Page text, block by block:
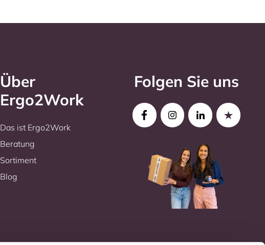
Über
Ergo2Work
Das ist Ergo2Work
Beratung
Sortiment
Blog
Folgen Sie uns